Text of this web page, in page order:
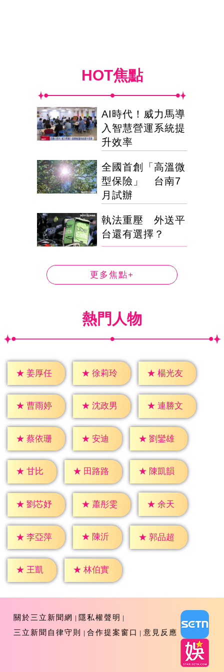
HOT焦點
AI時代！威力馬導
入智慧營運系統提
升效率
全國首創「高溫微
型保險」 台南7
月試辦
執法重壓 外送平
台還有選擇？
更多焦點+
熱門人物
★ 姜厚任 ★ 徐莉玲 ★ 楊光友
★ 曹雨婷 ★ 沈政男 ★ 連勝文
★ 蔡依珊 ★ 安迪 ★ 劉鑾雄
★ 甘比 ★ 田路路 ★ 陳凱韻
★ 劉芯妤 ★ 蕭彤雯 ★ 余天
★ 李亞萍 ★ 陳沂 ★ 郭品超
★ 王凱 ★ 林伯實
關於三立新聞網
隱私權聲明
三立新聞自律守則
合作提案窗口 意見反應